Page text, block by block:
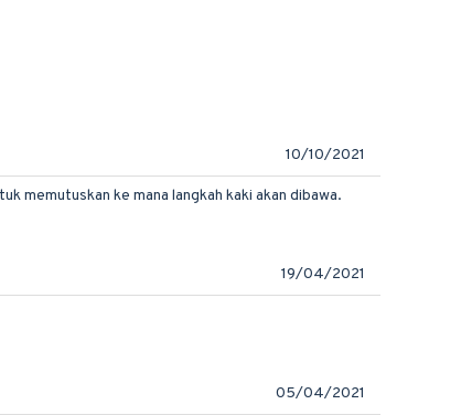
10/10/2021
memutuskan ke mana langkah kaki akan dibawa.
19/04/2021
05/04/2021